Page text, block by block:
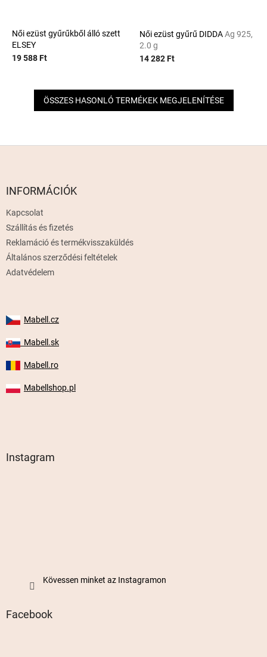
Női ezüst gyűrűkből álló szett
ELSEY
19 588 Ft
Női ezüst gyűrű DIDDAAg 925,
2.0 g
14 282 Ft
ÖSSZES HASONLÓ TERMÉKEK MEGJELENÍTÉSE
INFORMÁCIÓK
Kapcsolat
Szállítás és fizetés
Reklamáció és termékvisszaküldés
Általános szerződési feltételek
Adatvédelem
Mabell.cz
Mabell.sk
Mabell.ro
Mabellshop.pl
Instagram
Kövessen minket az Instagramon
Facebook